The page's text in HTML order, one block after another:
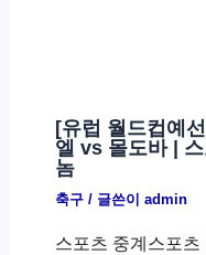
[유럽 월드컵예
엘 vs 몰도바 |
놈
축구/ 글쓴이 admin
스포츠 중계스포